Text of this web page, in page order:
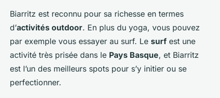
Biarritz est reconnu pour sa richesse en termes
d’activités outdoor. En plus du yoga, vous pouvez
par exemple vous essayer au surf. Le surf est une
activité très prisée dans le Pays Basque, et Biarritz
est l’un des meilleurs spots pour s’y initier ou se
perfectionner.